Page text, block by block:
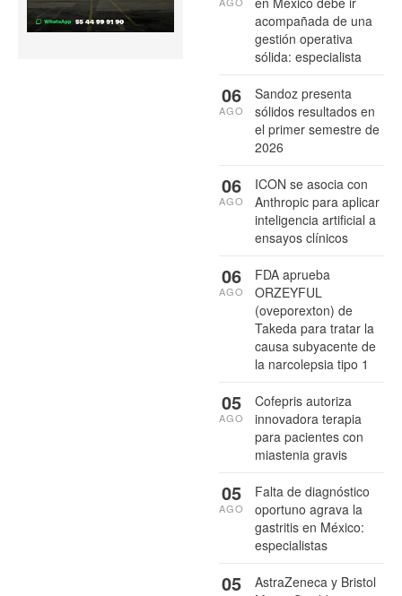
acompañada de una
gestión operativa
sólida: especialista
Sandoz presenta
sólidos resultados en
el primer semestre de
2026
06
AGO
ICON se asocia con
Anthropic para aplicar
inteligencia artificial a
ensayos clínicos
06
AGO
FDA aprueba
ORZEYFUL
(oveporexton) de
Takeda para tratar la
causa subyacente de
la narcolepsia tipo 1
06
AGO
Cofepris autoriza
innovadora terapia
para pacientes con
miastenia gravis
05
AGO
Falta de diagnóstico
oportuno agrava la
gastritis en México:
especialistas
05
AGO
AstraZeneca y Bristol
05